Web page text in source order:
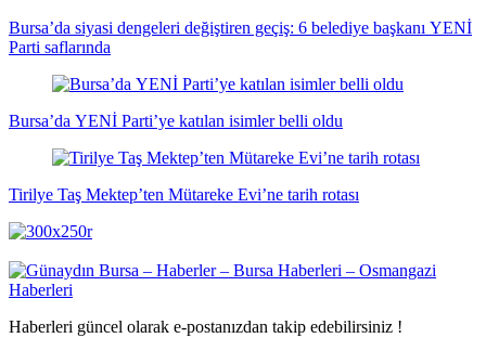
Bursa’da siyasi dengeleri değiştiren geçiş: 6 belediye başkanı YENİ
Parti saflarında
Bursa’da YENİ Parti’ye katılan isimler belli oldu
Tirilye Taş Mektep’ten Mütareke Evi’ne tarih rotası
Haberleri güncel olarak e-postanızdan takip edebilirsiniz !